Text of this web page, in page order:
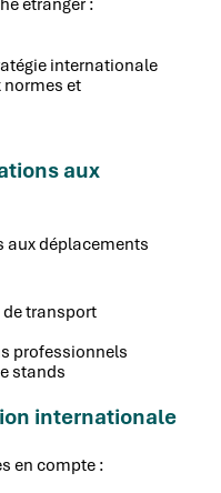
internationale
et
aux
aux déplacements
de transport
professionnels
stands
internationale
en compte :